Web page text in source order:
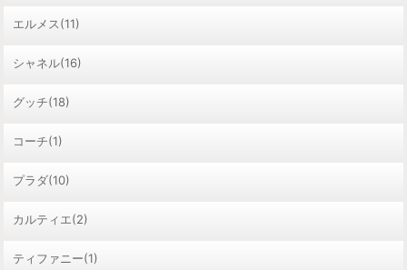
エルメス(11)
シャネル(16)
グッチ(18)
コーチ(1)
プラダ(10)
カルティエ(2)
ティファニー(1)